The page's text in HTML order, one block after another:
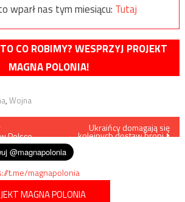
wparł nas tym miesiącu: Tutaj
CO ROBIMY? WESPRZYJ PROJEKT
MAGNA POLONIA!
, Wojna
Polsce
Ukraińcy domagają się
kolejnych dostaw broni
t.me/magnapolonia
MAGNA POLONIA